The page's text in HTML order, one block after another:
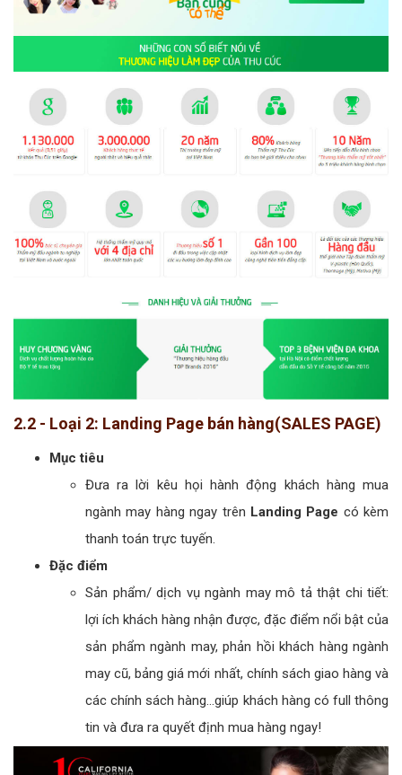
2.2 - Loại 2: Landing Page bán hàng(SALES PAGE)
Mục tiêu
Đưa ra lời kêu họi hành động khách hàng mua
ngành may hàng ngay trên Landing Page có kèm
thanh toán trực tuyến.
Đặc điểm
Sản phẩm/ dịch vụ ngành may mô tả thật chi tiết:
lợi ích khách hàng nhận được, đặc điểm nổi bật của
sản phẩm ngành may, phản hồi khách hàng ngành
may cũ, bảng giá mới nhất, chính sách giao hàng và
các chính sách hàng...giúp khách hàng có full thông
tin và đưa ra quyết định mua hàng ngay!